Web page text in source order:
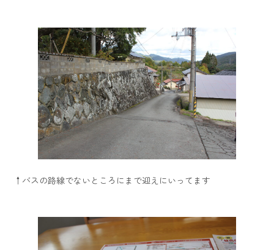
↑バスの路線でないところにまで迎えにいってます